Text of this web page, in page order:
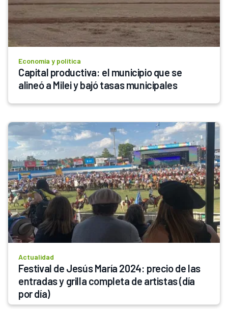
Economía y política
Capital productiva: el municipio que se
alineó a Milei y bajó tasas municipales
Actualidad
Festival de Jesús María 2024: precio de las
entradas y grilla completa de artistas (día
por día)